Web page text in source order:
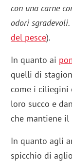
con una carne
odori sgradevoli.
del pesce).
In quanto ai
quelli di
come i
loro succo e
che mantiene il
In quanto agli
spicchio di